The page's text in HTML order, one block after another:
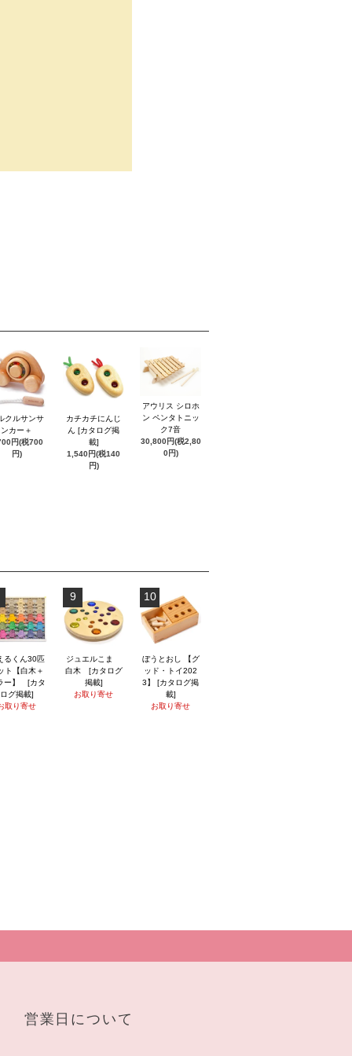
クルサンサ
ンカー＋
円(税700
円)
カチカチにんじ
ん [カタログ掲
載]
1,540円(税140
円)
アウリス シロホ
ン ペンタトニッ
ク7音
30,800円(税2,80
0円)
るくん30匹
ト【白木＋
ー】 [カタ
ログ掲載]
取り寄せ
9
ジュエルこま
白木 [カタログ
掲載]
お取り寄せ
10
ぼうとおし 【グ
ッド・トイ202
3】 [カタログ掲
載]
お取り寄せ
営業日について